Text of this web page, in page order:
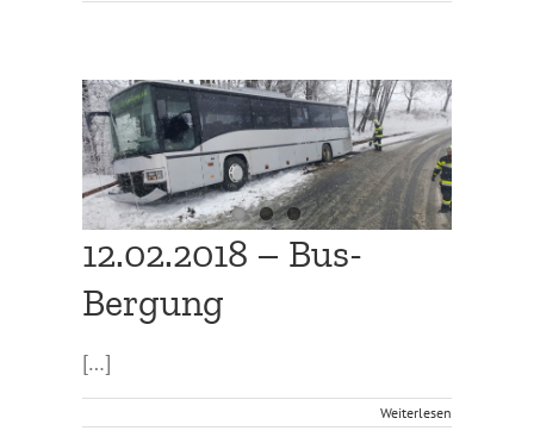
12.02.2018 – Bus-
Bergung
[…]
Weiterlesen